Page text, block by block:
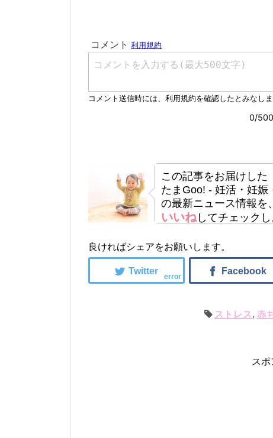
この記事をお届けした
たまGoo! - 妊活・妊娠
の最新ニュース情報を、
いいねしてチェックし
良ければシェアをお願いします。
error
ストレス , 赤
ス